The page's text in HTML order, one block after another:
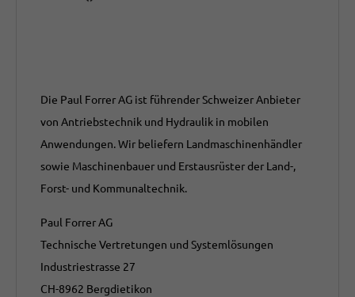
Die Paul Forrer AG ist führender Schweizer Anbieter
von Antriebstechnik und Hydraulik in mobilen
Anwendungen. Wir beliefern Landmaschinenhändler
sowie Maschinenbauer und Erstausrüster der Land-,
Forst- und Kommunaltechnik.
Paul Forrer AG
Technische Vertretungen und Systemlösungen
Industriestrasse 27
CH-8962 Bergdietikon